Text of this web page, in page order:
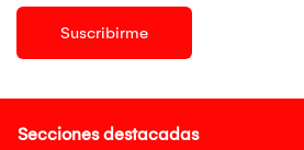
Suscribirme
Secciones destacadas